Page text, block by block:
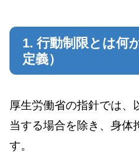
1. 行動制限とは何
定義）
厚生労働省の指針では、
当する場合を除き、身体
す。